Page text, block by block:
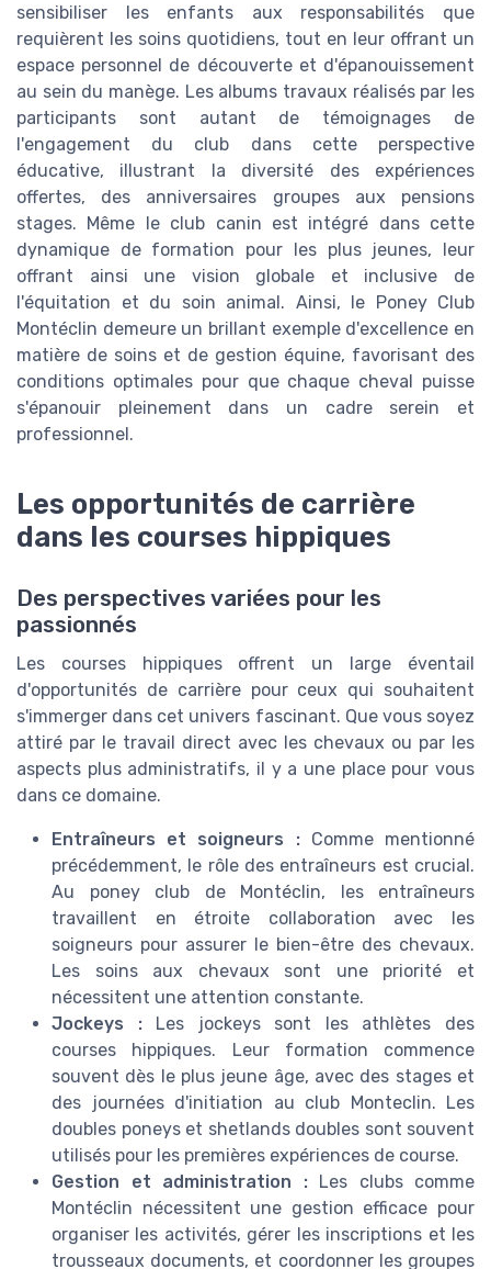
sensibiliser les enfants aux responsabilités que
requièrent les soins quotidiens, tout en leur offrant un
espace personnel de découverte et d'épanouissement
au sein du manège. Les albums travaux réalisés par les
participants sont autant de témoignages de
l'engagement du club dans cette perspective
éducative, illustrant la diversité des expériences
offertes, des anniversaires groupes aux pensions
stages. Même le club canin est intégré dans cette
dynamique de formation pour les plus jeunes, leur
offrant ainsi une vision globale et inclusive de
l'équitation et du soin animal. Ainsi, le Poney Club
Montéclin demeure un brillant exemple d'excellence en
matière de soins et de gestion équine, favorisant des
conditions optimales pour que chaque cheval puisse
s'épanouir pleinement dans un cadre serein et
professionnel.
Les opportunités de carrière
dans les courses hippiques
Des perspectives variées pour les
passionnés
Les courses hippiques offrent un large éventail
d'opportunités de carrière pour ceux qui souhaitent
s'immerger dans cet univers fascinant. Que vous soyez
attiré par le travail direct avec les chevaux ou par les
aspects plus administratifs, il y a une place pour vous
dans ce domaine.
Entraîneurs et soigneurs :Comme mentionné
précédemment, le rôle des entraîneurs est crucial.
Au poney club de Montéclin, les entraîneurs
travaillent en étroite collaboration avec les
soigneurs pour assurer le bien-être des chevaux.
Les soins aux chevaux sont une priorité et
nécessitent une attention constante.
Jockeys :Les jockeys sont les athlètes des
courses hippiques. Leur formation commence
souvent dès le plus jeune âge, avec des stages et
des journées d'initiation au club Monteclin. Les
doubles poneys et shetlands doubles sont souvent
utilisés pour les premières expériences de course.
Gestion et administration :Les clubs comme
Montéclin nécessitent une gestion efficace pour
organiser les activités, gérer les inscriptions et les
trousseaux documents, et coordonner les groupes